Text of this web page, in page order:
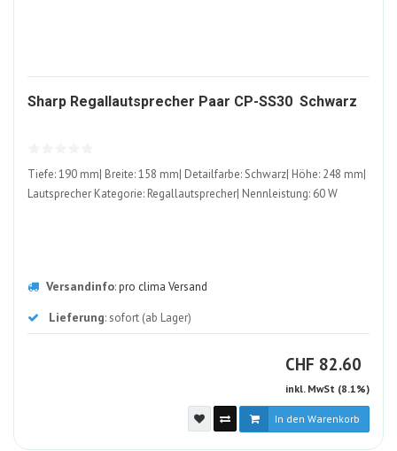
Sharp Regallautsprecher Paar CP-SS30  Schwarz
Tiefe: 190 mm| Breite: 158 mm| Detailfarbe: Schwarz| Höhe: 248 mm|
Lautsprecher Kategorie: Regallautsprecher| Nennleistung: 60 W
Versandinfo:pro clima Versand
Lieferung: sofort (ab Lager)
CHF CHF
82.60
inkl. MwSt (8.1%)
In den Warenkorb